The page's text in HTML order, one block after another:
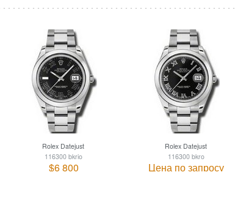
Rolex Datejust
116300 bkrio
$6 800
Rolex Datejust
116300 bkro
Цена по запросу